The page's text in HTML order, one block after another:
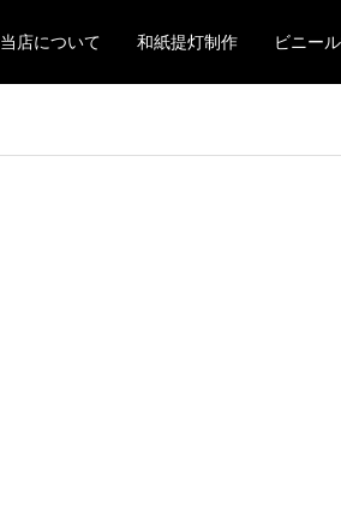
当店について 和紙提灯制作 ビニー